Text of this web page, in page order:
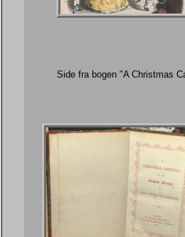
Side fra bogen "A Christmas